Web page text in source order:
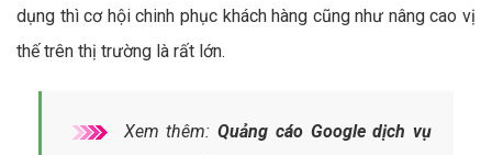
dụng thì cơ hội chinh phục khách hàng cũng như nâng cao vị
thế trên thị trường là rất lớn.
Xem thêm:Quảng cáo Google dịch vụ